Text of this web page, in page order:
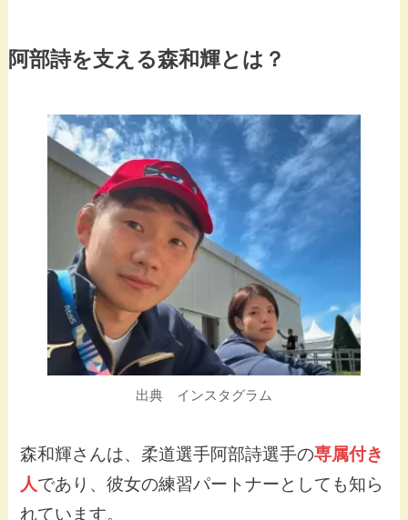
阿部詩を支える森和輝とは？
出典 インスタグラム
森和輝さんは、柔道選手阿部詩選手の専属付き
人であり、彼女の練習パートナーとしても知ら
れています。